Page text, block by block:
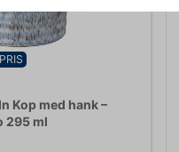
Kop med hank –
295 ml